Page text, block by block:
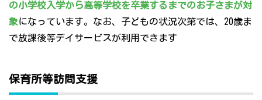
の小学校入学から高等学校を卒業するまでのお子さまが対
象になっています。なお、子どもの状況次第では、20歳ま
で放課後等デイサービスが利用できます
保育所等訪問支援